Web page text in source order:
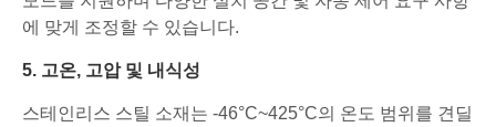
에 맞게 조정할 수 있습니다.
5. 고온, 고압 및 내식성
스테인리스 스틸 소재는 -46°C~425°C의 온도 범위를 견딜